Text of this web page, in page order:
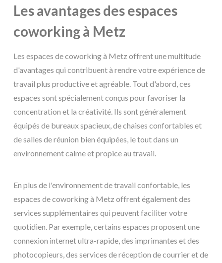
Les avantages des espaces
coworking à Metz
Les espaces de coworking à Metz offrent une multitude
d'avantages qui contribuent à rendre votre expérience de
travail plus productive et agréable. Tout d'abord, ces
espaces sont spécialement conçus pour favoriser la
concentration et la créativité. Ils sont généralement
équipés de bureaux spacieux, de chaises confortables et
de salles de réunion bien équipées, le tout dans un
environnement calme et propice au travail.
En plus de l'environnement de travail confortable, les
espaces de coworking à Metz offrent également des
services supplémentaires qui peuvent faciliter votre
quotidien. Par exemple, certains espaces proposent une
connexion internet ultra-rapide, des imprimantes et des
photocopieurs, des services de réception de courrier et de